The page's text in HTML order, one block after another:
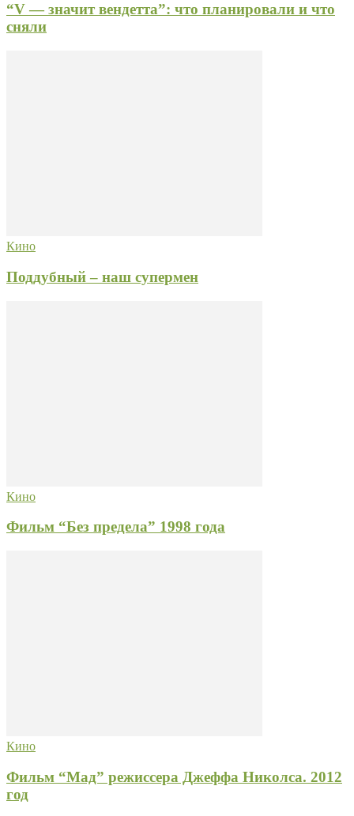
“V — значит вендетта”: что планировали и что
сняли
Кино
Поддубный – наш супермен
Кино
Фильм “Без предела” 1998 года
Кино
Фильм “Мад” режиссера Джеффа Николса. 2012
год